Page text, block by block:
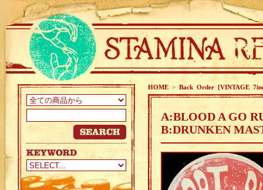
HOME > Back Order [VINTAGE
A:BLOOD A GO
B:DRUNKEN